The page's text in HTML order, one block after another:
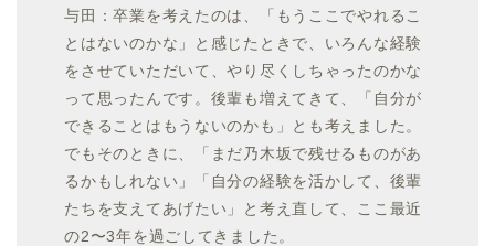
与田：卒業を考えたのは、「もうここでやれるこ
とはないのかな」と感じたときで、いろんな経験
をさせていただいて、やり尽くしちゃったのかな
って思ったんです。後輩も増えてきて、「自分が
できることはもうないのかも」とも考えました。
でもそのときに、「まだ乃木坂で残せるものがあ
るかもしれない」「自分の経験を活かして、後輩
たちを支えてあげたい」と考え直して、ここ最近
の2〜3年を過ごしてきました。